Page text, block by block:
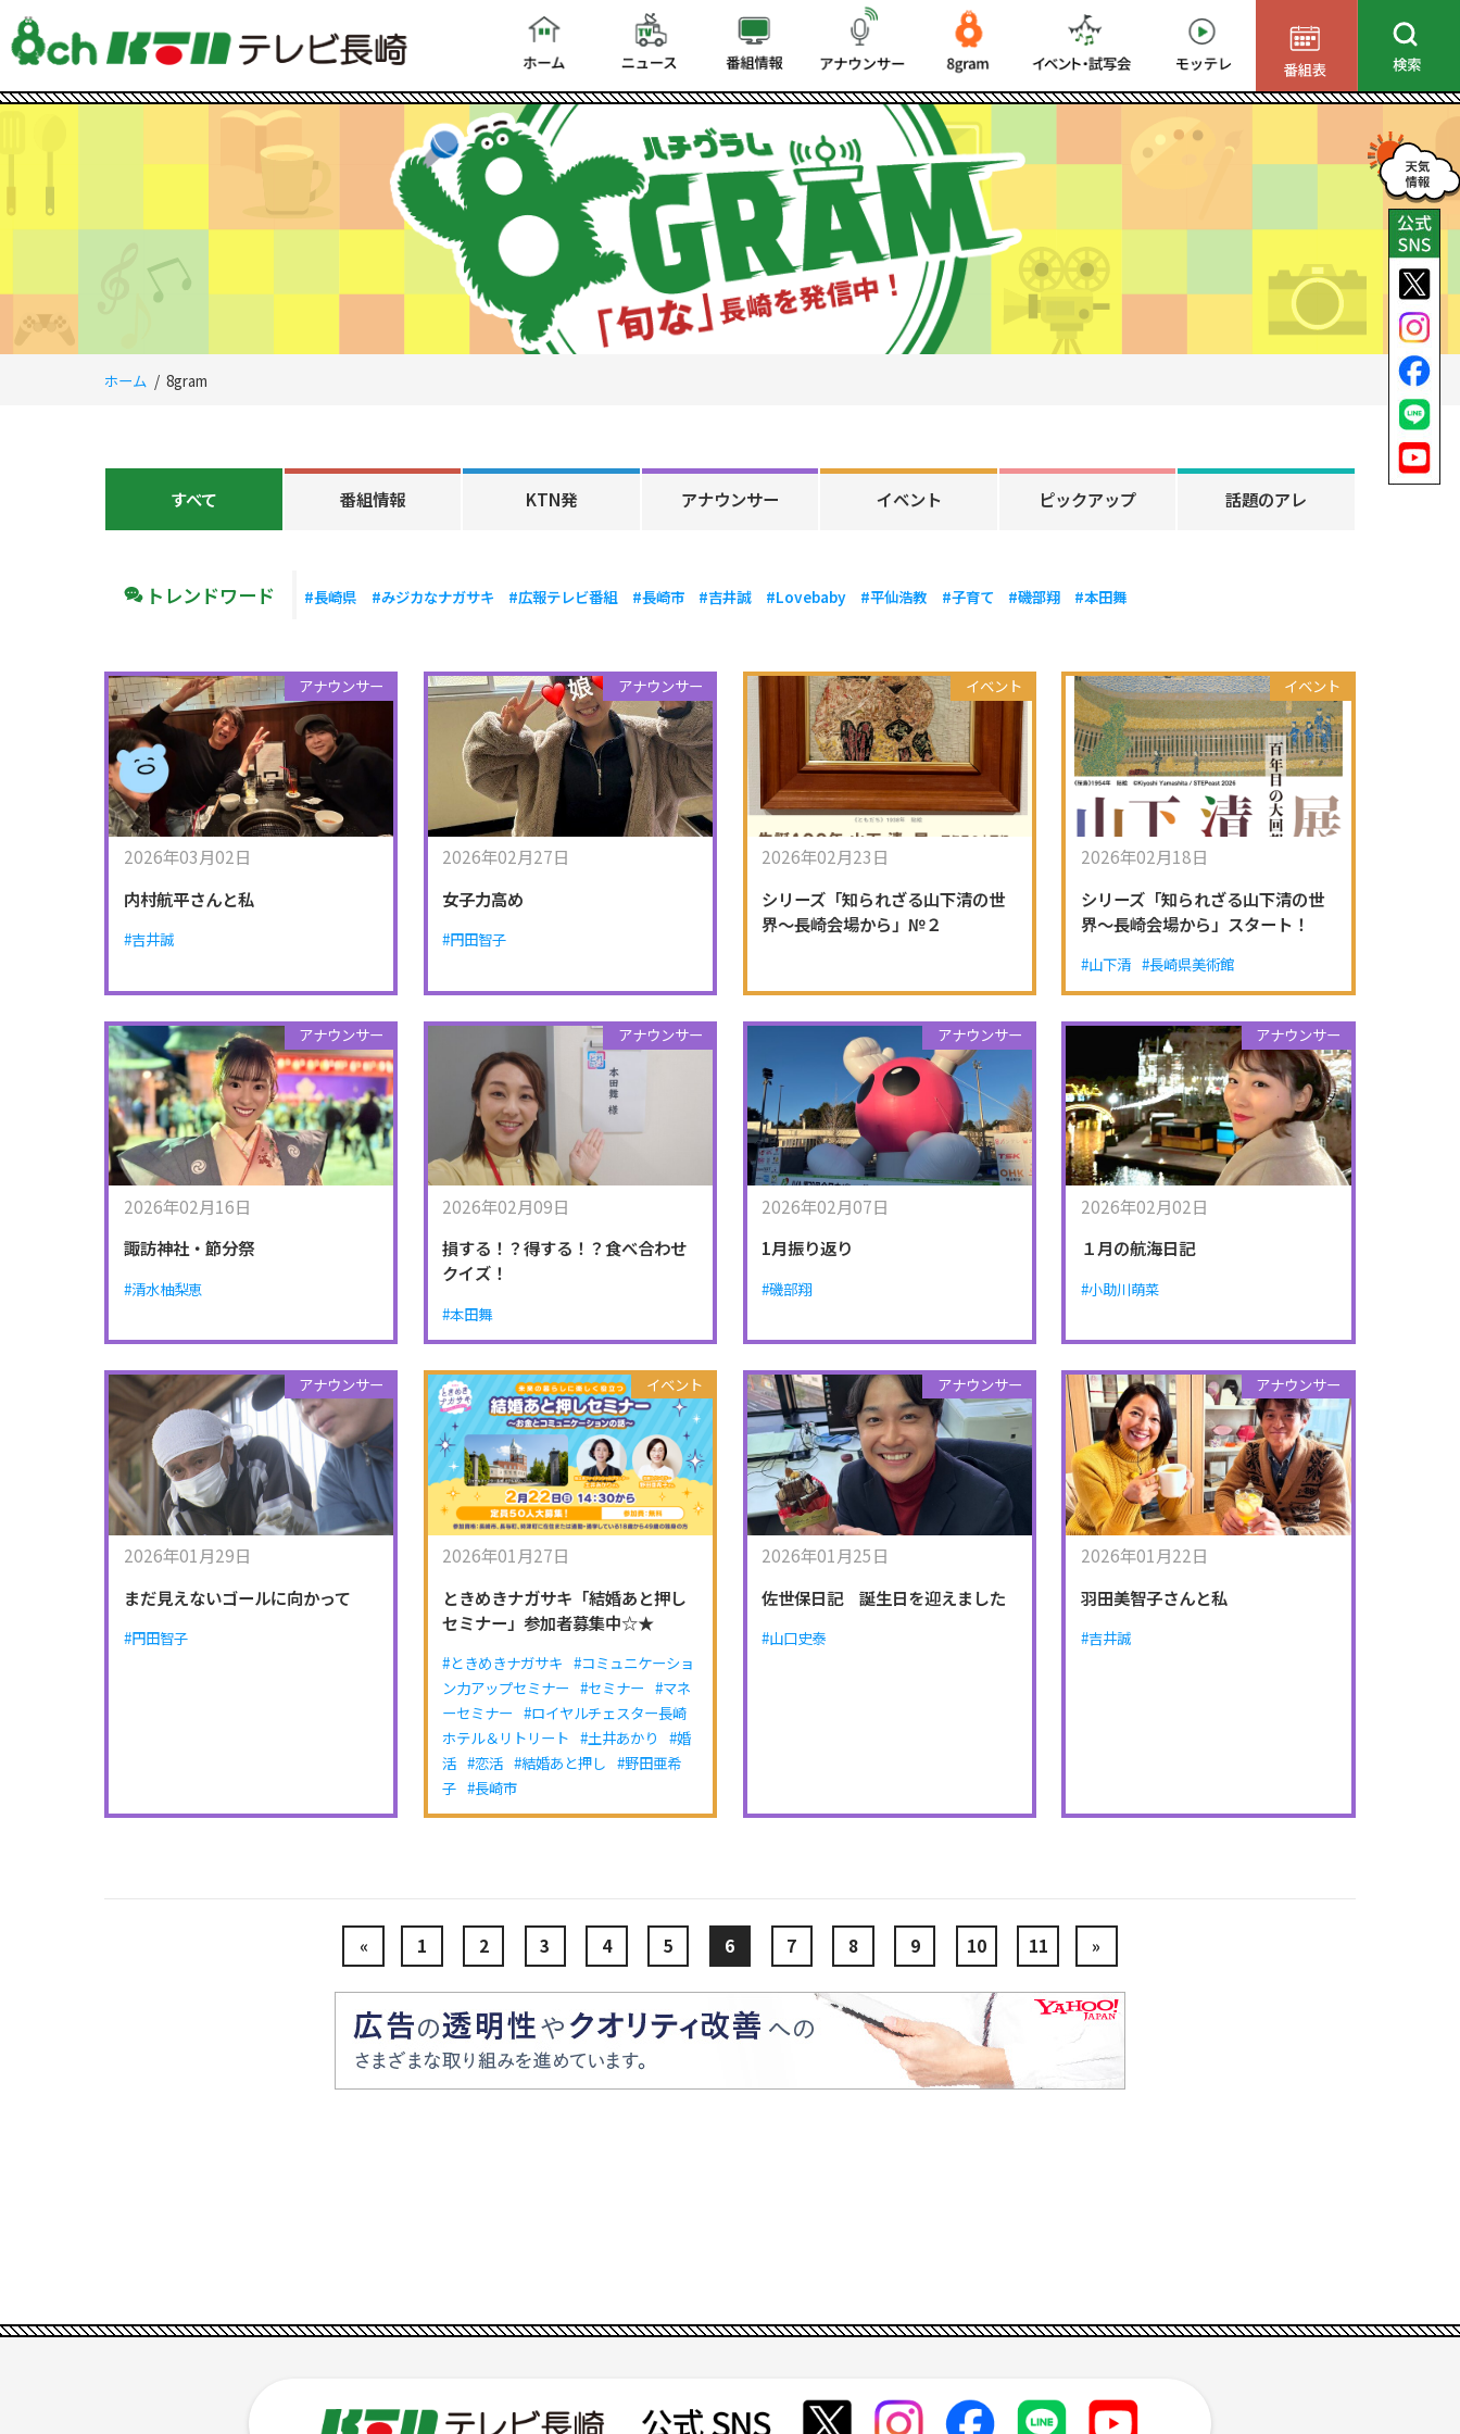
ホーム 8gram
すべて 番組情報 KTN発 アナウンサー イベント ピックアップ 話題のアレ
トレンドワード #長崎県 #みジカなナガサキ #広報テレビ番組 #長崎市 #吉井誠 #Lovebaby #平仙浩教 #子育て #磯部翔 #本田舞
2026年03月02日
内村航平さんと私
#吉井誠
アナウンサー
2026年02月27日
女子力高め
#円田智子
アナウンサー
2026年02月23日
シリーズ「知られざる山下清の世
界～長崎会場から」№２
イベント
2026年02月18日
シリーズ「知られざる山下清の世
界～長崎会場から」スタート！
#山下清 #長崎県美術館
イベント
2026年02月16日
諏訪神社・節分祭
#清水柚梨恵
アナウンサー
2026年02月09日
損する！？得する！？食べ合わせ
クイズ！
#本田舞
アナウンサー
2026年02月07日
1月振り返り
#磯部翔
アナウンサー
2026年02月02日
１月の航海日記
#小助川萌菜
アナウンサー
2026年01月29日
まだ見えないゴールに向かって
#円田智子
アナウンサー
2026年01月27日
ときめきナガサキ「結婚あと押し
セミナー」参加者募集中☆★
#ときめきナガサキ #コミュニケーショ
ン力アップセミナー #セミナー #マネ
ーセミナー #ロイヤルチェスター長崎
ホテル＆リトリート #土井あかり #婚
活 #恋活 #結婚あと押し #野田亜希
子 #長崎市
イベント
2026年01月25日
佐世保日記 誕生日を迎えました
#山口史泰
アナウンサー
2026年01月22日
羽田美智子さんと私
#吉井誠
アナウンサー
« 1 2 3 4 5 6 7 8 9 10 11 »